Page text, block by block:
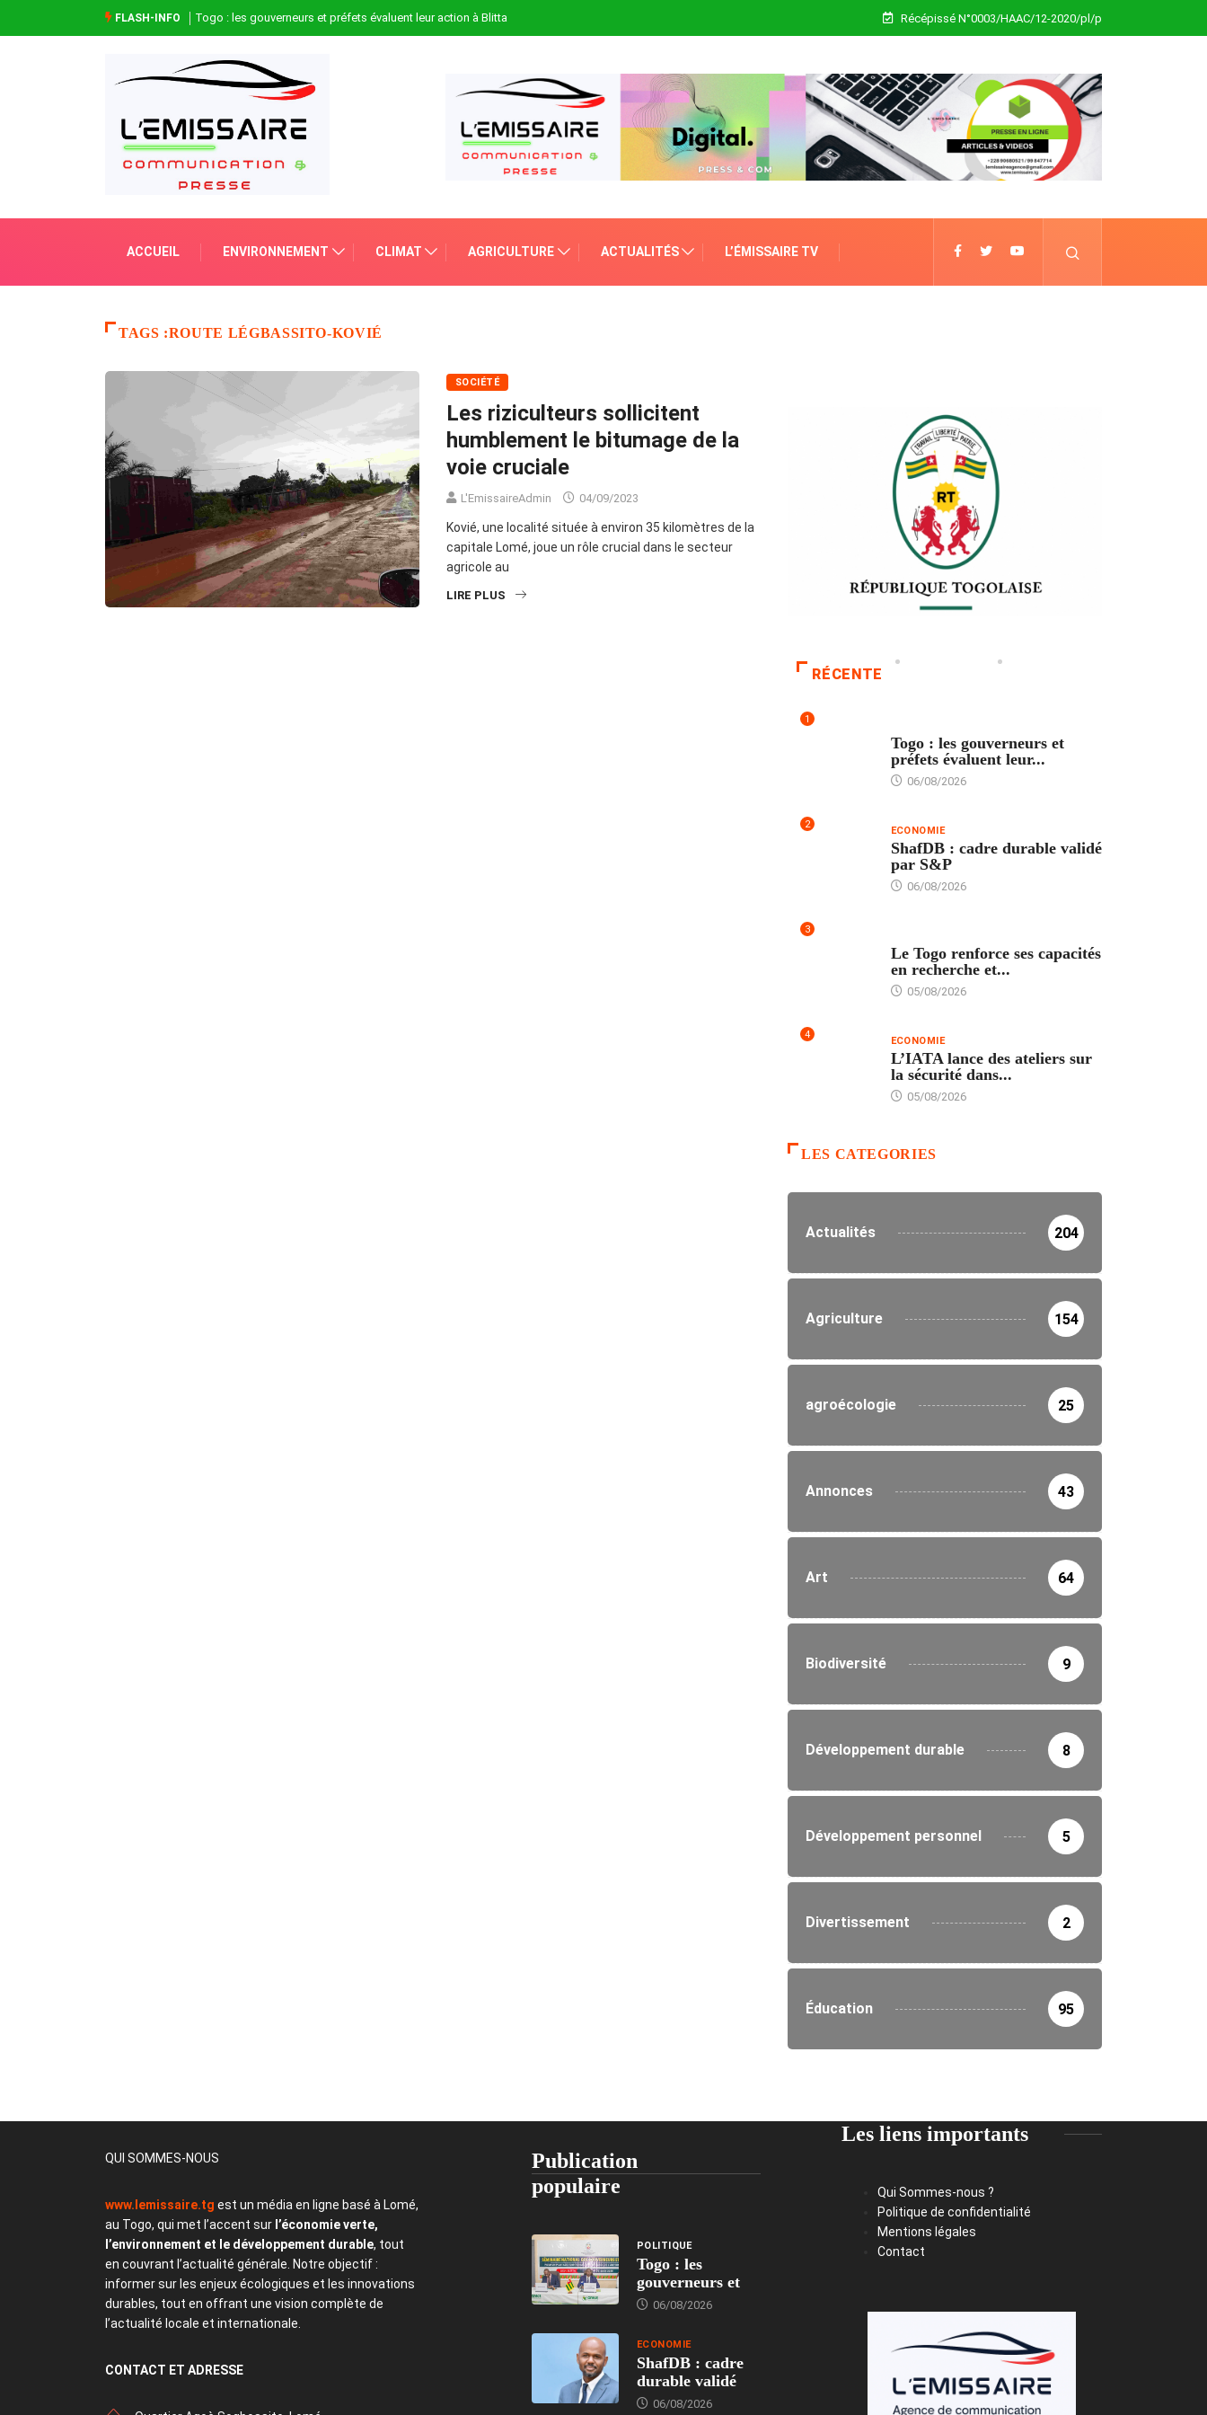
FLASH-INFO Togo : les gouverneurs et préfets évaluent leur action à Blitta Récépissé N°0003/HAAC/12-2020/pl/p
ACCUEIL ENVIRONNEMENT CLIMAT AGRICULTURE ACTUALITÉS L’ÉMISSAIRE TV
TAGS :ROUTE LÉGBASSITO-KOVIÉ
SOCIÉTÉ
Les riziculteurs sollicitent
humblement le bitumage de la
voie cruciale
L'EmissaireAdmin 04/09/2023
Kovié, une localité située à environ 35 kilomètres de la
capitale Lomé, joue un rôle crucial dans le secteur
agricole au
LIRE PLUS
RÉCENTE
1
Togo : les gouverneurs et
préfets évaluent leur...
06/08/2026
2 ECONOMIE
ShafDB : cadre durable validé
par S&P
06/08/2026
3
Le Togo renforce ses capacités
en recherche et...
05/08/2026
4 ECONOMIE
L’IATA lance des ateliers sur
la sécurité dans...
05/08/2026
LES CATEGORIES
Actualités 204
Agriculture 154
agroécologie 25
Annonces 43
Art 64
Biodiversité 9
Développement durable 8
Développement personnel 5
Divertissement 2
Éducation 95
QUI SOMMES-NOUS
www.lemissaire.tg est un média en ligne basé à Lomé,
au Togo, qui met l’accent sur l’économie verte,
l’environnement et le développement durable, tout
en couvrant l’actualité générale. Notre objectif :
informer sur les enjeux écologiques et les innovations
durables, tout en offrant une vision complète de
l’actualité locale et internationale.
CONTACT ET ADRESSE
Publication
populaire
POLITIQUE
Togo : les
gouverneurs et
06/08/2026
ECONOMIE
ShafDB : cadre
durable validé
06/08/2026
Les liens importants
Qui Sommes-nous ?
Politique de confidentialité
Mentions légales
Contact